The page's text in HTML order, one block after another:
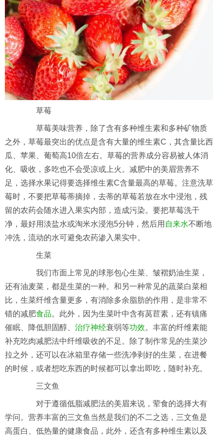
草莓
草莓美味营养，除了含有多种维生素和多种矿物质
之外，草莓最突出的优点是含有大量的维生素C，其含量比西
瓜、苹果、葡萄高10倍左右。草莓的营养成分容易被人体消
化、吸收，多吃也不会受凉或上火。减肥中的美眉营养不
足，选择水果记得要选择维生素C含量最高的草莓。注意洗草
莓时，不要把草莓蒂摘掉，去蒂的草莓若放在水中浸泡，残
留的农药会随水进入果实内部，造成污染。要把草莓洗干
净，最好用淡盐水或淘米水浸泡5分钟，然后用 自来水不断地
冲洗，流动的水可避免农药渗入果实中。
生菜
我们市面上常见的球形包心生菜、皱褶奶油生菜，
还有油麦菜，都是生菜的一种。和另一种常见的蔬菜白菜相
比，生菜纤维含量更多，有消除多余脂肪的作用，是非常不
错的减肥食品。此外，因为生菜叶中含有莴苣素，还有镇痛
催眠、降低胆固醇、 治疗神经衰弱等功效。丰富的纤维素能
补充吃肉减肥法中纤维吸收的不足。除了制作常见的生菜沙
拉之外，还可以在冰箱里存储一些洗净剥好的生菜，在进餐
的时候，或者想吃东西的时候都可以拿出即吃，随时补充。
三文鱼
对于遵循低脂减肥法的美眉来说，荤食的选择大有
学问。营养丰富的三文鱼当然是我们的不二之选，三文鱼是
高蛋白、低热量的健康食品，此外，还含有多种维生素以及